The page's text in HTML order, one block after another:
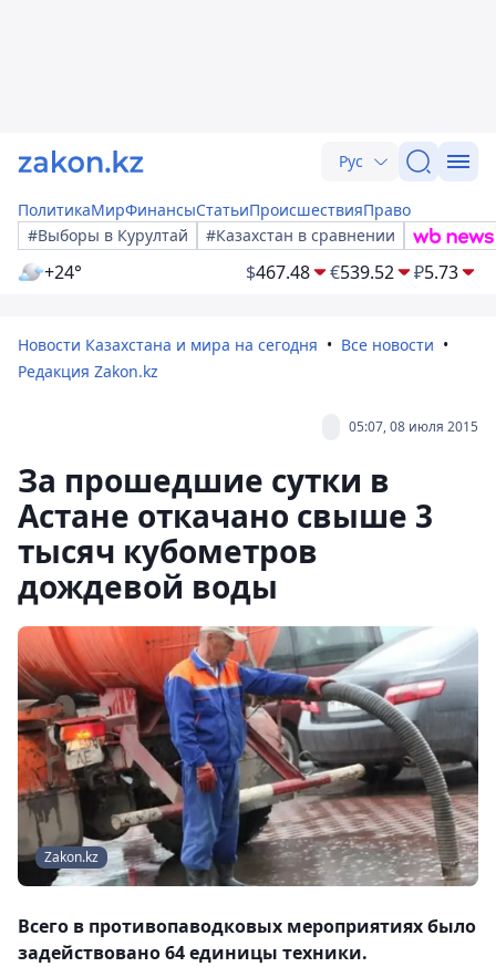
Рус
ПолитикаМирФинансыСтатьиПроисшествияПраво
#Выборы в Курултай
#Казахстан в сравнении
+24° $467.48 €539.52 ₽5.73
Новости Казахстана и мира на сегодня
Все новости
Редакция Zakon.kz
05:07, 08 июля 2015
За прошедшие сутки в
Астане откачано свыше 3
тысяч кубометров
дождевой воды
Zakon.kz
Всего в противопаводковых мероприятиях было
задействовано 64 единицы техники.